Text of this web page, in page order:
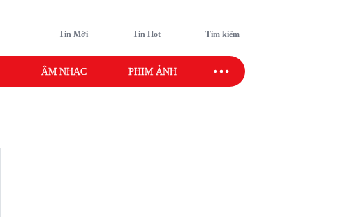
Tin Mới Tin Hot Tìm kiếm
ÂM NHẠC PHIM ẢNH SAO SPORT